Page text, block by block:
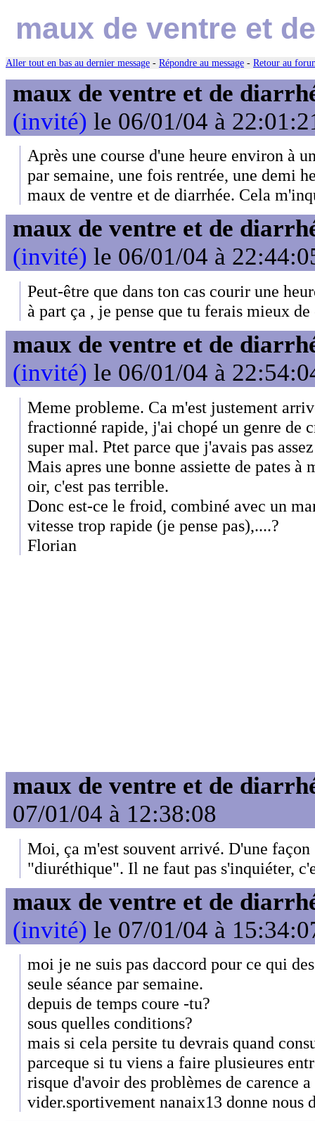
maux de ventre et
Aller tout en bas au dernier message - Répondre au message - Retour au
maux de ventre et de
(invité) le 06/01/04 à
Après une course d'une heure environ à
par semaine, une fois rentrée, une demi
maux de ventre et de diarrhée. Cela
maux de ventre et de
(invité) le 06/01/04 à
Peut-être que dans ton cas courir une
à part ça , je pense que tu ferais mieux
maux de ventre et de
(invité) le 06/01/04 à
Meme probleme. Ca m'est justement
fractionné rapide, j'ai chopé un genre de
super mal. Ptet parce que j'avais pas
Mais apres une bonne assiette de pates à
oir, c'est pas terrible.
Donc est-ce le froid, combiné avec un
vitesse trop rapide (je pense pas),....?
Florian
maux de ventre et de
07/01/04 à 12:38:08
Moi, ça m'est souvent arrivé. D'une façon
"diuréthique". Il ne faut pas s'inquiéter,
maux de ventre et de
(invité) le 07/01/04 à
moi je ne suis pas daccord pour ce qui
seule séance par semaine.
depuis de temps coure -tu?
sous quelles conditions?
mais si cela persite tu devrais quand
parceque si tu viens a faire plusieures
risque d'avoir des problèmes de carence
vider.sportivement nanaix13 donne nous